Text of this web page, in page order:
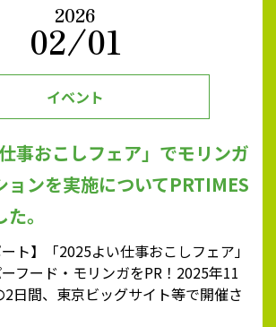
2026
02/01
イベント
事おこしフェア」でモリンガ
ョンを実施についてPRTIMES
。
ト】「2025よい仕事おこしフェア」
フード・モリンガをPR！2025年11
日間、東京ビッグサイト等で開催さ